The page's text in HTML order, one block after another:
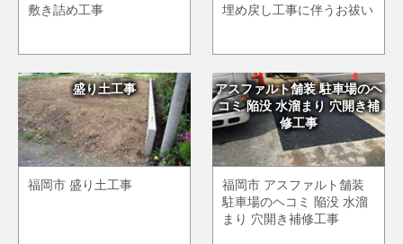
敷き詰め工事
埋め戻し工事に伴うお祓い
盛り土工事
福岡市 盛り土工事
アスファルト舗装 駐車場のヘ
コミ 陥没 水溜まり 穴開き補
修工事
福岡市 アスファルト舗装
駐車場のヘコミ 陥没 水溜
まり 穴開き補修工事